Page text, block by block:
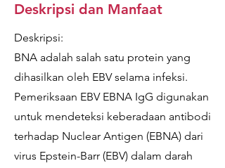
Deskripsi dan Manfaat
Deskripsi:
BNA adalah salah satu protein yang
dihasilkan oleh EBV selama infeksi.
Pemeriksaan EBV EBNA IgG digunakan
untuk mendeteksi keberadaan antibodi
terhadap Nuclear Antigen (EBNA) dari
virus Epstein-Barr (EBV) dalam darah